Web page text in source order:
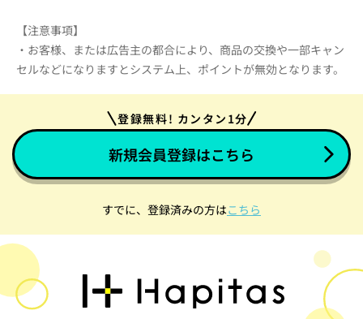
【注意事項】
・お客様、または広告主の都合により、商品の交換や一部キャン
セルなどになりますとシステム上、ポイントが無効となります。
登録無料! カンタン1分
新規会員登録はこちら
すでに、登録済みの方はこちら